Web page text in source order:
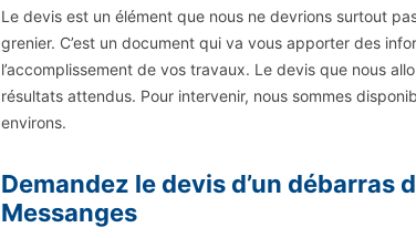
Le devis est un élément que nous ne devrions surtout
grenier. C’est un document qui va vous apporter des
l’accomplissement de vos travaux. Le devis que nous
résultats attendus. Pour intervenir, nous sommes
environs.
Demandez le devis d’un débarras
Messanges